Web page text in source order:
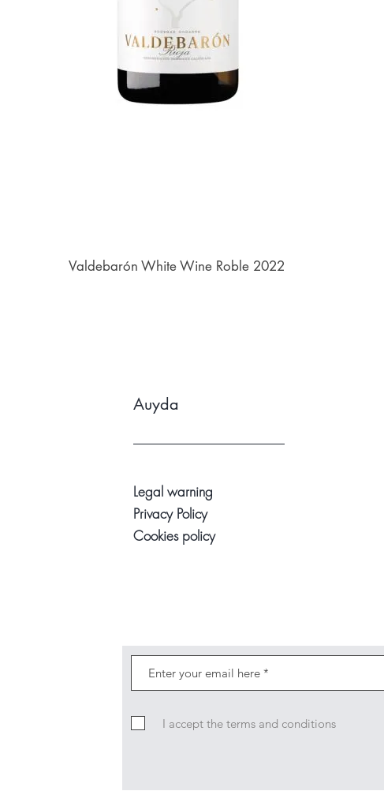
Valdebarón White Wine Roble 2022
Auyda
Legal warning
Privacy Policy
Cookies policy
I accept the terms and conditions